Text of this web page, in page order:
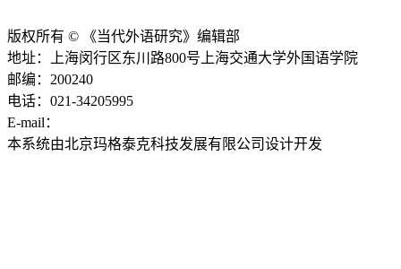
版权所有 © 《当代外语研究》编辑部
地址：上海闵行区东川路800号上海交通大学外国语学院
邮编：200240
电话：021-34205995
E-mail：
本系统由北京玛格泰克科技发展有限公司设计开发